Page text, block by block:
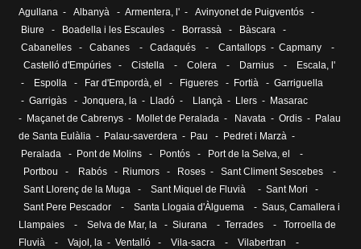
Agullana - Albanyà - Armentera, l' - Avinyonet de Puigventós -
Biure - Boadella i les Escaules - Borrassà - Bàscara -
Cabanelles - Cabanes - Cadaqués - Cantallops - Capmany -
Castelló d'Empúries - Cistella - Colera - Darnius - Escala, l '
-
Espolla - Far d'Empordà, el - Figueres - Fortià - Garriguella
- Garrigàs - Jonquera, la - Lladó - Llançà - Llers -
Masarac
-
Maçanet de Cabrenys - Mollet de Peralada - Navata - Ordis -
Palau
de Santa Eulàlia - Palau-saverdera - Pau - Pedret i Marzà -
Peralada - Pont de Molins - Pontós - Port de la Selva, el
-
Portbou - Rabós - Riumors - Roses - Sant Climent Sescebes -
Sant Llorenç de la Muga - Sant Miquel de Fluvià - Sant Mori -
Sant Pere Pescador - Santa Llogaia d'Àlguema - Saus, Camallera i
Llampaies - Selva de Mar, la - Siurana - Terrades - Torroella de
Fluvià - Vajol, la - Ventalló - Vila-sacra - Vilabertran -